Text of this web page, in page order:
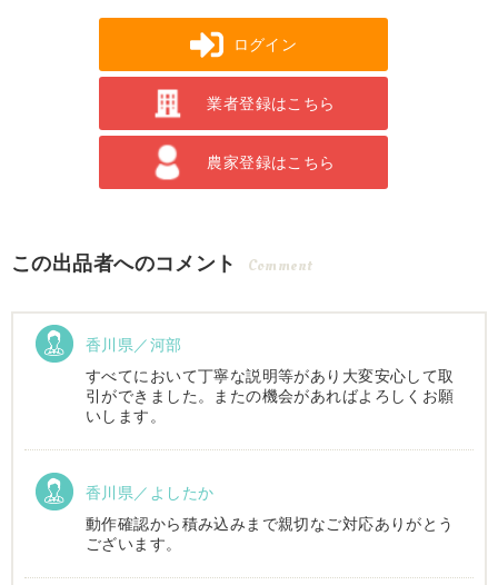
ログイン
業者登録はこちら
農家登録はこちら
この出品者へのコメント Comment
香川県／河部
すべてにおいて丁寧な説明等があり大変安心して取
引ができました。またの機会があればよろしくお願
いします。
香川県／よしたか
動作確認から積み込みまで親切なご対応ありがとう
ございます。